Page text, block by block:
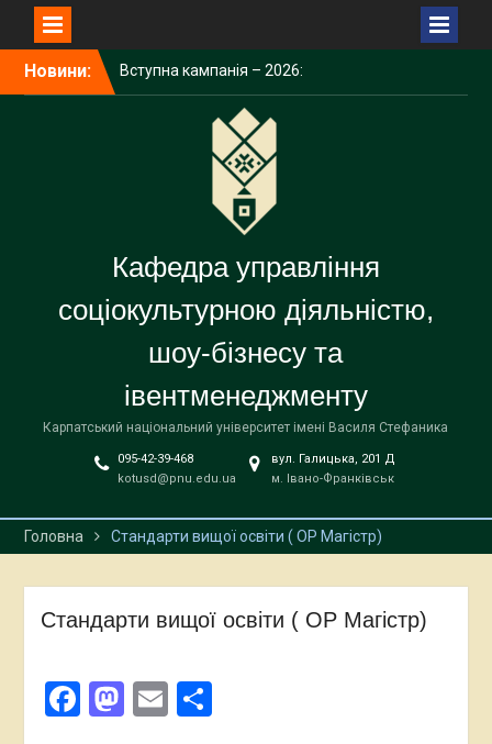
Новини:
Вступна кампанія – 2026:
Карпатський університет
демонструє зростання за
всіма показниками
Університет долучився до
дискусії про майбутнє
Карпатський університет
підписав меморандум про
співпрацю у сфері
енергетичних технологій
Кафедра управління
соціокультурною діяльністю,
шоу-бізнесу та
івентменеджменту
Карпатський національний університет імені Василя Стефаника
095-42-39-468
kotusd@pnu.edu.ua
вул. Галицька, 201 Д
м. Івано-Франківськ
Головна Стандарти вищої освіти ( ОР Магістр)
Стандарти вищої освіти ( ОР Магістр)
Facebook
Mastodon
EmailПоділитися